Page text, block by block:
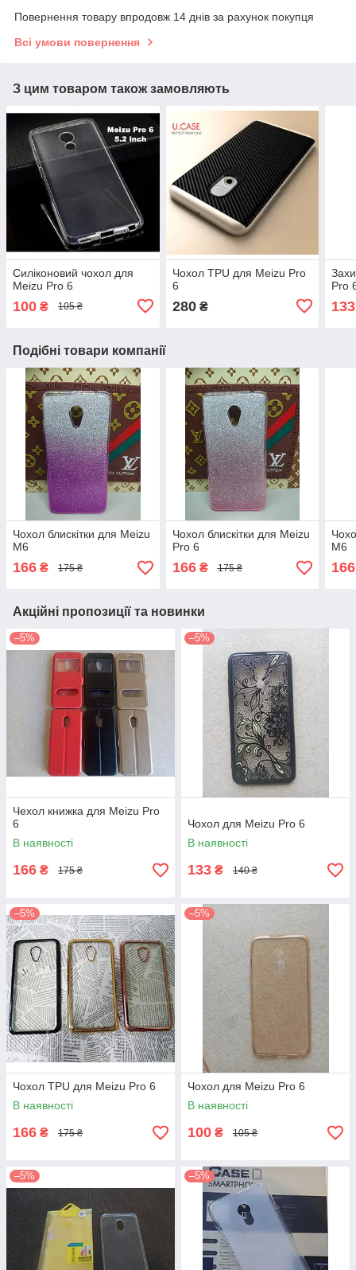
Повернення товару впродовж 14 днів за рахунок покупця
Всі умови повернення
З цим товаром також замовляють
Силіконовий чохол для
Meizu Pro 6
100 ₴ 105 ₴
Чохол TPU для Meizu Pro
6
280₴
Pro
133
Подібні товари компанії
Чохол блискітки для Meizu
M6
166 ₴ 175 ₴
Чохол блискітки для Meizu
Pro 6
166₴ 175 ₴
M6
166
Акційні пропозиції та новинки
–5%
Чехол книжка для Meizu Pro
6
В наявності
166 ₴ 175 ₴
–5%
Чохол для Meizu Pro 6
В наявності
133 ₴ 140 ₴
–5%
Чохол TPU для Meizu Pro 6
В наявності
166 ₴ 175 ₴
–5%
Чохол для Meizu Pro 6
В наявності
100 ₴ 105 ₴
–5% –5%